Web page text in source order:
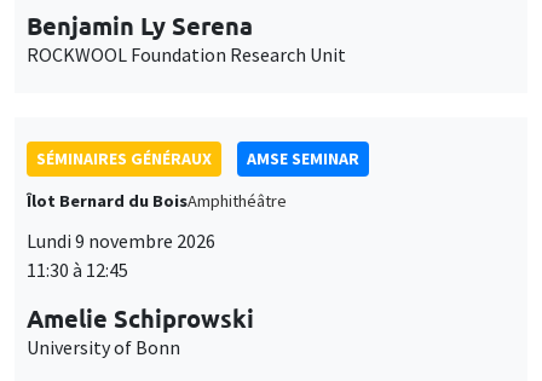
Benjamin Ly Serena
ROCKWOOL Foundation Research Unit
SÉMINAIRES GÉNÉRAUX
AMSE SEMINAR
Îlot Bernard du BoisAmphithéâtre
Lundi 9 novembre 2026
11:30 à 12:45
Amelie Schiprowski
University of Bonn